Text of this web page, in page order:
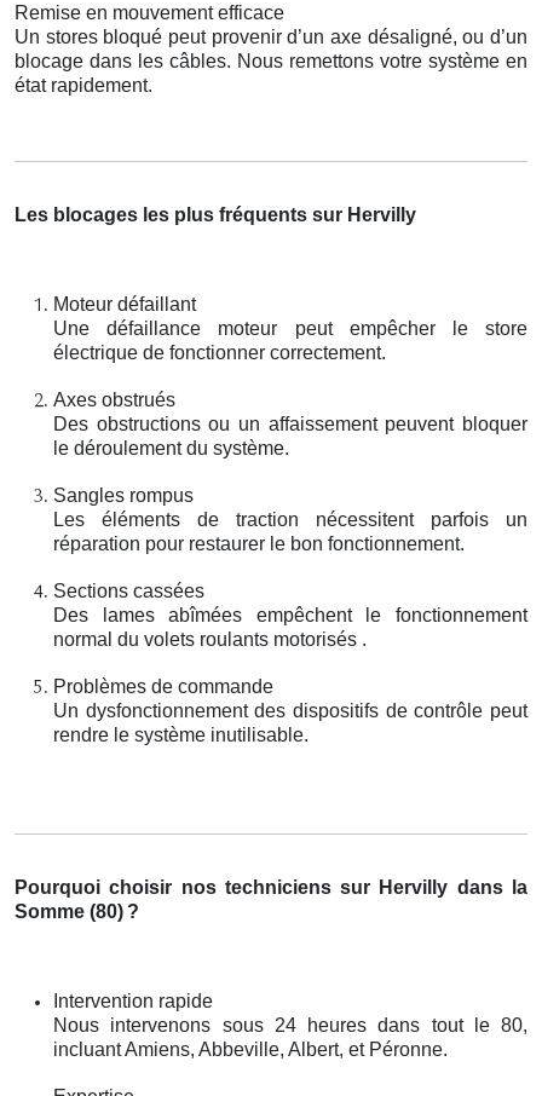
Remise en mouvement efficace
Un stores bloqué peut provenir d’un axe désaligné, ou d’un
blocage dans les câbles. Nous remettons votre système en
état rapidement.
Les blocages les plus fréquents sur Hervilly
Moteur défaillant
Une défaillance moteur peut empêcher le store
électrique de fonctionner correctement.
Axes obstrués
Des obstructions ou un affaissement peuvent bloquer
le déroulement du système.
Sangles rompus
Les éléments de traction nécessitent parfois un
réparation pour restaurer le bon fonctionnement.
Sections cassées
Des lames abîmées empêchent le fonctionnement
normal du volets roulants motorisés .
Problèmes de commande
Un dysfonctionnement des dispositifs de contrôle peut
rendre le système inutilisable.
Pourquoi choisir nos techniciens sur Hervilly dans la
Somme (80) ?
Intervention rapide
Nous intervenons sous 24 heures dans tout le 80,
incluant Amiens, Abbeville, Albert, et Péronne.